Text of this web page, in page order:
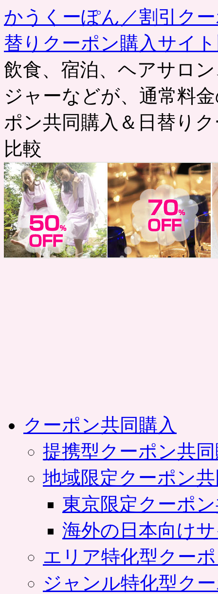
かうくーぽん／割引ク
替りクーポン購入サイ
飲食、宿泊、ヘアサロ
ジャーなどが、通常料
ポン共同購入＆日替り
比較
クーポン共同購入
提携型クーポン共
地域限定クーポン
東京限定クーポ
海外の日本向け
エリア特化型クー
ジャンル特化型ク